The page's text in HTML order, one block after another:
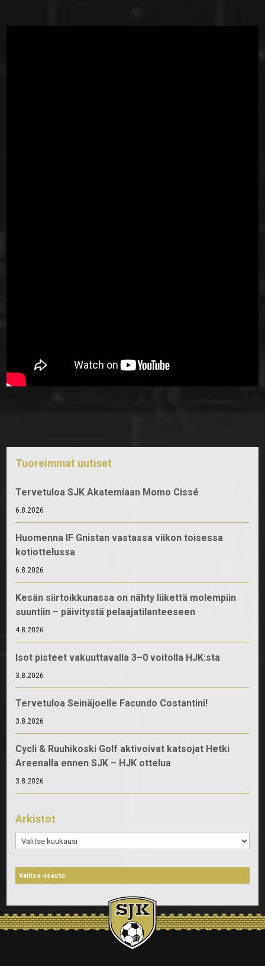
Tuoreimmat uutiset
Tervetuloa SJK Akatemiaan Momo Cissé
6.8.2026
Huomenna IF Gnistan vastassa viikon toisessa
kotiottelussa
6.8.2026
Kesän siirtoikkunassa on nähty liikettä molempiin
suuntiin – päivitystä pelaajatilanteeseen
4.8.2026
Isot pisteet vakuuttavalla 3–0 voitolla HJK:sta
3.8.2026
Tervetuloa Seinäjoelle Facundo Costantini!
3.8.2026
Cycli & Ruuhikoski Golf aktivoivat katsojat Hetki
Areenalla ennen SJK – HJK ottelua
3.8.2026
Arkistot
Arkistot